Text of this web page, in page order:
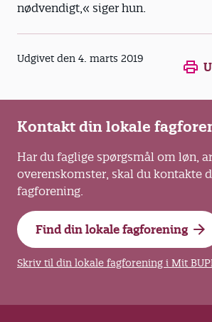
nødvendigt,« siger hun.
Udgivet den 4. marts 2019
Kontakt din lokale
Har du faglige spørgsmål om løn,
overenskomster, skal du kontakte
fagforening.
Find din lokale fagforening
Skriv til din lokale fagforening i Mit